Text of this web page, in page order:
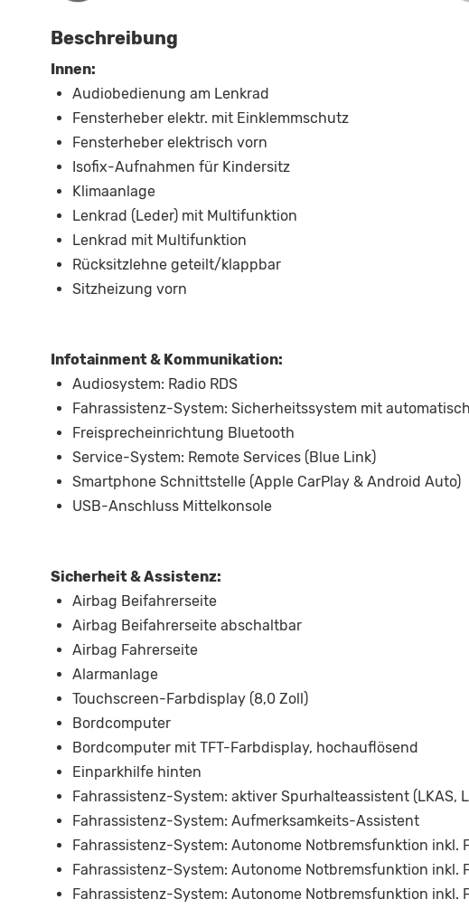
Beschreibung
Innen:
Audiobedienung am Lenkrad
Fensterheber elektr. mit Einklemmschutz
Fensterheber elektrisch vorn
Isofix-Aufnahmen für Kindersitz
Klimaanlage
Lenkrad (Leder) mit Multifunktion
Lenkrad mit Multifunktion
Rücksitzlehne geteilt/klappbar
Sitzheizung vorn
Infotainment & Kommunikation:
Audiosystem: Radio RDS
Fahrassistenz-System: Sicherheitssystem mit
Freisprecheinrichtung Bluetooth
Service-System: Remote Services (Blue Link)
Smartphone Schnittstelle (Apple CarPlay & Android Auto)
USB-Anschluss Mittelkonsole
Sicherheit & Assistenz:
Airbag Beifahrerseite
Airbag Beifahrerseite abschaltbar
Airbag Fahrerseite
Alarmanlage
Touchscreen-Farbdisplay (8,0 Zoll)
Bordcomputer
Bordcomputer mit TFT-Farbdisplay, hochauflösend
Einparkhilfe hinten
Fahrassistenz-System: aktiver Spurhalteassistent (LKAS,
Fahrassistenz-System: Aufmerksamkeits-Assistent
Fahrassistenz-System: Autonome Notbremsfunktion inkl.
Fahrassistenz-System: Autonome Notbremsfunktion inkl.
Fahrassistenz-System: Autonome Notbremsfunktion inkl.